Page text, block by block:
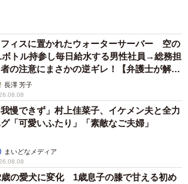
ィスに置かれたウォーターサーバー 空の
ボトル持参し毎日給水する男性社員→総務担
の注意にまさかの逆ギレ！【弁護士が解
長澤 芳子
我慢できず」村上佳菜子、イケメン夫と全力
「可愛いふたり」「素敵なご夫婦」
まいどなメディア
歳の愛犬に変化 1歳息子の膝で甘える初め